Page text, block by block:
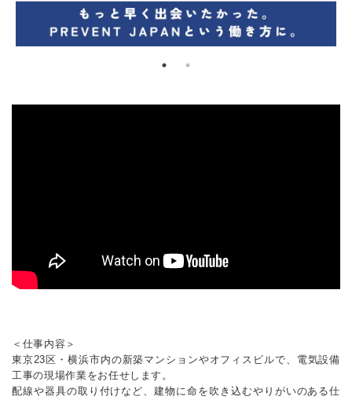
＜仕事内容＞
東京23区・横浜市内の新築マンションやオフィスビルで、電気設備
工事の現場作業をお任せします。
配線や器具の取り付けなど、建物に命を吹き込むやりがいのある仕